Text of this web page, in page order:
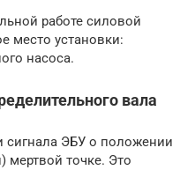
работе силовой
место установки:
насоса.
вала
сигнала ЭБУ о положении
мертвой точке. Это